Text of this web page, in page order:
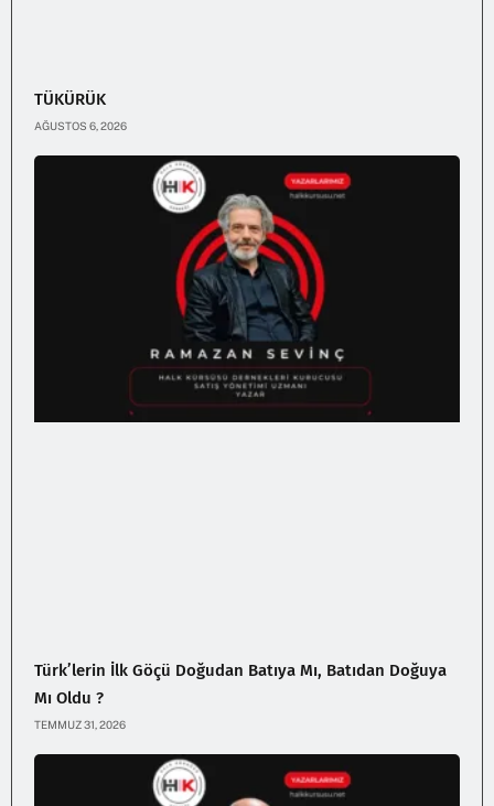
TÜKÜRÜK
AĞUSTOS 6, 2026
Türk’lerin İlk Göçü Doğudan Batıya Mı, Batıdan Doğuya
Mı Oldu ?
TEMMUZ 31, 2026